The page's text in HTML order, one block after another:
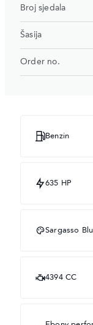
Broj sjedala
Šasija
Order no.
Benzin
635 HP
Sargasso
4394 CC